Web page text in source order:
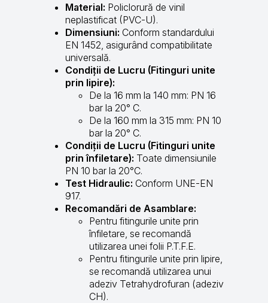
Material: Policlorură de vinil
neplastificat (PVC-U).
Dimensiuni: Conform standardului
EN 1452, asigurând compatibilitate
universală.
Condiții de Lucru (Fitinguri unite
prin lipire):
De la 16 mm la 140 mm: PN 16
bar la 20° C.
De la 160 mm la 315 mm: PN 10
bar la 20° C.
Condiții de Lucru (Fitinguri unite
prin înfiletare): Toate dimensiunile
PN 10 bar la 20°C.
Test Hidraulic: Conform UNE-EN
917.
Recomandări de Asamblare:
Pentru fitingurile unite prin
înfiletare, se recomandă
utilizarea unei folii P.T.F.E.
Pentru fitingurile unite prin lipire,
se recomandă utilizarea unui
adeziv Tetrahydrofuran (adeziv
CH).